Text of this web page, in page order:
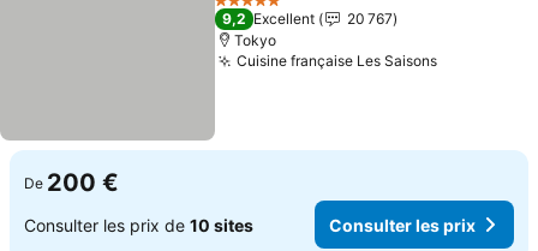
5 Étoiles
9,2 Excellent
20 767
Tokyo
Cuisine française Les SaisonsConsulter
De 200 €
Consulter les prix de 10 sites Consulter les prix